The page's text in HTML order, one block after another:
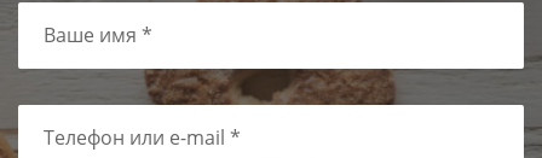
Ваше имя *
Телефон или e-mail *